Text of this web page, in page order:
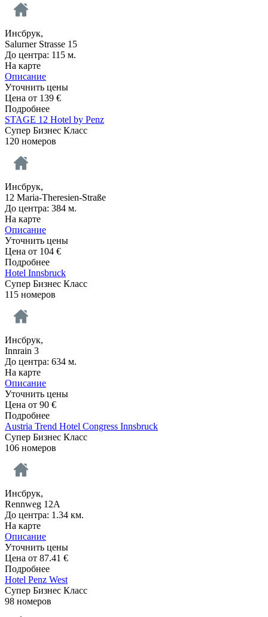
Инсбрук,
Salurner Strasse 15
До центра: 115 м.
На карте
Описание
Уточнить цены
Цена от 139 €
Подробнее
STAGE 12 Hotel by Penz
Супер Бизнес Класс
120 номеров
Инсбрук,
12 Maria-Theresien-Straße
До центра: 384 м.
На карте
Описание
Уточнить цены
Цена от 104 €
Подробнее
Hotel Innsbruck
Супер Бизнес Класс
115 номеров
Инсбрук,
Innrain 3
До центра: 634 м.
На карте
Описание
Уточнить цены
Цена от 90 €
Подробнее
Austria Trend Hotel Congress Innsbruck
Супер Бизнес Класс
106 номеров
Инсбрук,
Rennweg 12A
До центра: 1.34 км.
На карте
Описание
Уточнить цены
Цена от 87.41 €
Подробнее
Hotel Penz West
Супер Бизнес Класс
98 номеров